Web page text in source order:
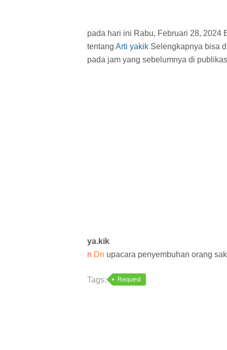
pada hari ini Rabu, Februari 28, 2024
tentang Arti yakik Selengkapnya bisa
pada jam yang sebelumnya di
ya.kik
n Dn upacara penyembuhan orang
Tags: Request